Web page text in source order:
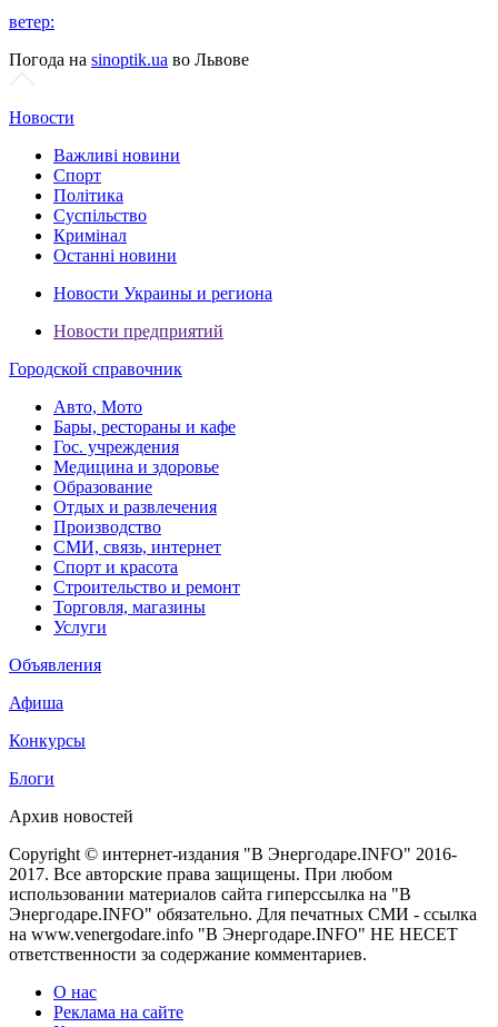
ветер:
Погода на sinoptik.ua во Львове
Новости
Важливі новини
Спорт
Політика
Суспільство
Кримінал
Останні новини
Новости Украины и региона
Новости предприятий
Городской справочник
Авто, Мото
Бары, рестораны и кафе
Гос. учреждения
Медицина и здоровье
Образование
Отдых и развлечения
Производство
СМИ, связь, интернет
Спорт и красота
Строительство и ремонт
Торговля, магазины
Услуги
Объявления
Афиша
Конкурсы
Блоги
Архив новостей
Copyright © интернет-издания "В Энергодаре.INFO" 2016-
2017. Все авторские права защищены. При любом
использовании материалов сайта гиперссылка на "В
Энергодаре.INFO" обязательно. Для печатных СМИ - ссылка
на www.venergodare.info "В Энергодаре.INFO" НЕ НЕСЕТ
ответственности за содержание комментариев.
О нас
Реклама на сайте